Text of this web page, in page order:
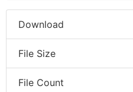
Download
File Size
File Count